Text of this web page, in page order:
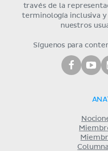
través de la
terminología inclusiva
nuestros
Síguenos para